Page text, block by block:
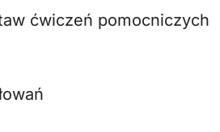
ćwiczeń pomocniczych